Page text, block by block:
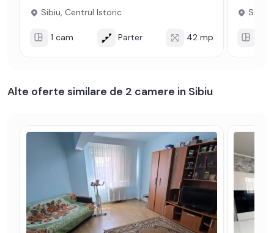
Sibiu, Centrul Istoric
1 cam Parter 42 mp
Sibiu,
Alte oferte similare de 2 camere in Sibiu